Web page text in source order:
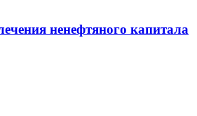
ненефтяного капитала